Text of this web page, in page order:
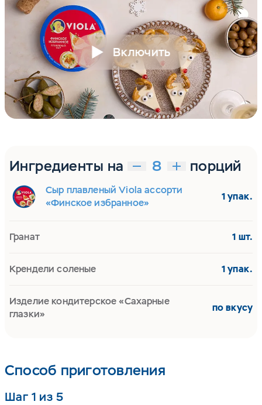
Включить
Способ приготовления
Шаг 1 из 5
Ингредиенты на порций
Сыр плавленый Viola ассорти
«Финское избранное»
1 упак.
Гранат 1 шт.
Крендели соленые 1 упак.
Изделие кондитерское «Сахарные
глазки»
по вкусу